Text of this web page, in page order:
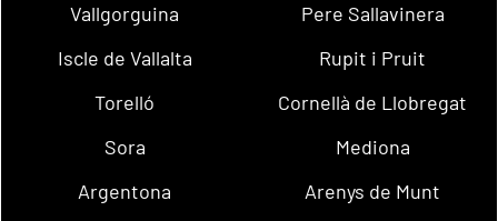
Vallgorguina
Pere Sallavinera
Iscle de Vallalta
Rupit i Pruit
Torelló
Cornellà de Llobregat
Sora
Mediona
Argentona
Arenys de Munt